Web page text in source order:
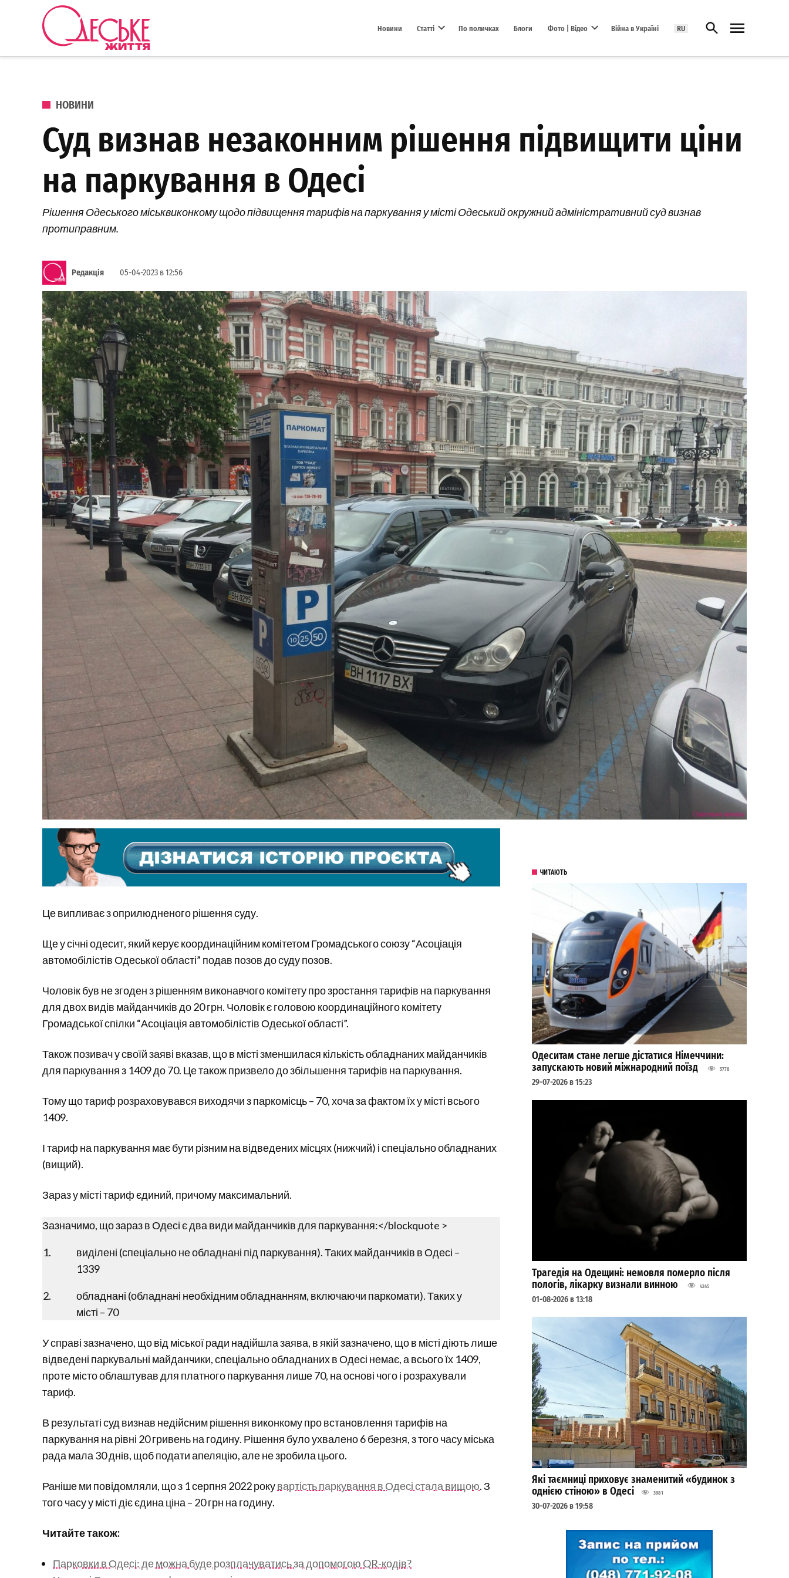
Перейти до вмісту
Новини Статті По поличках Блоги Фото | Відео Війна в Україні RU Відкрити пошук
ОПУБЛІКОВАНО В
НОВИНИ
Суд визнав незаконним рішення підвищити ціни
на паркування в Одесі
Рішення Одеського міськвиконкому щодо підвищення тарифів на паркування у місті Одеський окружний адміністративний суд визнав
протиправним.
Редакція 05-04-2023 в 12:56
Це випливає з оприлюдненого рішення суду.
Ще у січні одесит, який керує координаційним комітетом Громадського союзу “Асоціація
автомобілістів Одеської області” подав позов до суду позов.
Чоловік був не згоден з рішенням виконавчого комітету про зростання тарифів на паркування
для двох видів майданчиків до 20 грн. Чоловік є головою координаційного комітету
Громадської спілки “Асоціація автомобілістів Одеської області”.
Також позивач у своїй заяві вказав, що в місті зменшилася кількість обладнаних майданчиків
для паркування з 1409 до 70. Це також призвело до збільшення тарифів на паркування.
Тому що тариф розраховувався виходячи з паркомісць – 70, хоча за фактом їх у місті всього
1409.
І тариф на паркування має бути різним на відведених місцях (нижчий) і спеціально обладнаних
(вищий).
Зараз у місті тариф єдиний, причому максимальний.
Зазначимо, що зараз в Одесі є два види майданчиків для паркування:</blockquote >
виділені (спеціально не обладнані під паркування). Таких майданчиків в Одесі –
1339
обладнані (обладнані необхідним обладнанням, включаючи паркомати). Таких у
місті – 70
У справі зазначено, що від міської ради надійшла заява, в якій зазначено, що в місті діють лише
відведені паркувальні майданчики, спеціально обладнаних в Одесі немає, а всього їх 1409,
проте місто облаштував для платного паркування лише 70, на основі чого і розрахували
тариф.
В результаті суд визнав недійсним рішення виконкому про встановлення тарифів на
паркування на рівні 20 гривень на годину. Рішення було ухвалено 6 березня, з того часу міська
рада мала 30 днів, щоб подати апеляцію, але не зробила цього.
Раніше ми повідомляли, що з 1 серпня 2022 рокувартість паркування в Одесі стала вищою. З
того часу у місті діє єдина ціна – 20 грн на годину.
Читайте також:
Парковки в Одесі: де можна буде розплачуватись за допомогою QR-кодів?
ЧИТАЮТЬ
Одеситам стане легше дістатися Німеччини:
запускають новий міжнародний поїзд
5778
29-07-2026 в 15:23
Трагедія на Одещині: немовля померло після
пологів, лікарку визнали винною
4245
01-08-2026 в 13:18
Які таємниці приховує знаменитий «будинок з
однією стіною» в Одесі
3981
30-07-2026 в 19:58